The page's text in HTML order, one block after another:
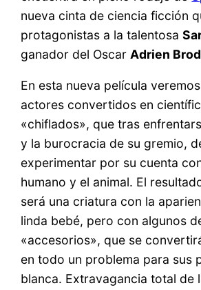
nueva cinta de ciencia ficción
protagonistas a la talentosa
ganador del Oscar Adrien
En esta nueva película
actores convertidos en
«chiflados», que tras
y la burocracia de su gremio,
experimentar por su cuenta
humano y el animal. El
será una criatura con la
linda bebé, pero con algunos
«accesorios», que se
en todo un problema para sus
blanca. Extravagancia total de